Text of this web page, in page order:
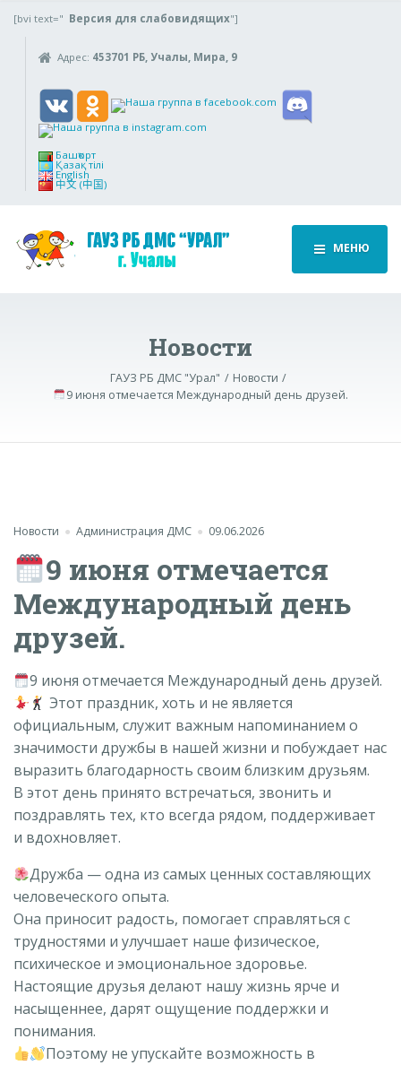
[bvi text=" Версия для слабовидящих"]
Адрес: 453701 РБ, Учалы, Мира, 9
Башҡорт
Қазақ тілі
English
中文 (中国)
МЕНЮ
Новости
ГАУЗ РБ ДМС "Урал"
Новости
9 июня отмечается Международный день друзей.
Новости Администрация ДМС 09.06.2026
9 июня отмечается
Международный день
друзей.
9 июня отмечается Международный день друзей.
Этот праздник, хоть и не является
официальным, служит важным напоминанием о
значимости дружбы в нашей жизни и побуждает нас
выразить благодарность своим близким друзьям.
В этот день принято встречаться, звонить и
поздравлять тех, кто всегда рядом, поддерживает
и вдохновляет.
Дружба — одна из самых ценных составляющих
человеческого опыта.
Она приносит радость, помогает справляться с
трудностями и улучшает наше физическое,
психическое и эмоциональное здоровье.
Настоящие друзья делают нашу жизнь ярче и
насыщеннее, дарят ощущение поддержки и
понимания.
Поэтому не упускайте возможность в